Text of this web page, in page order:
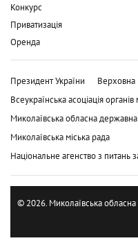
Конкурс
Приватизація
Оренда
Президент України Верховна
Всеукраїнська асоціація
Миколаївська обласна державна
Миколаївська міська рада
Національне агенство з питань
© 2026. Миколаївська обласна